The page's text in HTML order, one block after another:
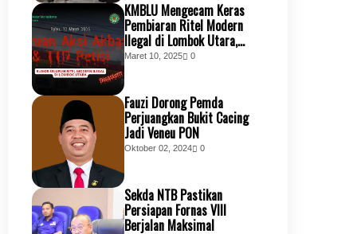
KMBLU Mengecam Keras
Pembiaran Ritel Modern
Ilegal di Lombok Utara,
Tuntut Transparansi
Maret 10, 2025 0
Fauzi Dorong Pemda
Perjuangkan Bukit Cacing
Jadi Veneu PON
Oktober 02, 2024 0
Sekda NTB Pastikan
Persiapan Fornas VIII
Berjalan Maksimal